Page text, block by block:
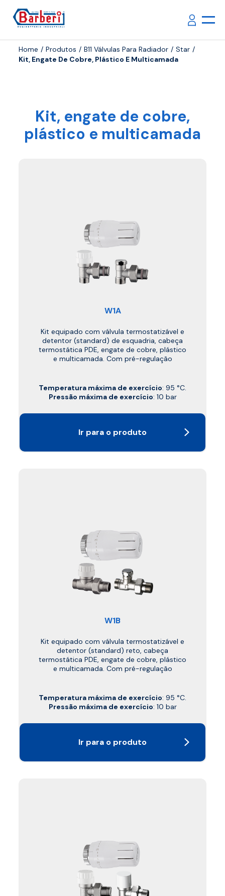
Home Produtos B11 Válvulas Para Radiador
Star
Kit, Engate De Cobre, Plástico E Multicamada
Kit, engate de cobre,
plástico e multicamada
W1A
Kit equipado com válvula termostatizável e
detentor (standard) de esquadria, cabeça
termostática PDE, engate de cobre, plástico
e multicamada. Com pré-regulação
Temperatura máxima de exercício: 95 °C.
Pressão máxima de exercício: 10 bar
Ir para o produto
W1B
Kit equipado com válvula termostatizável e
detentor (standard) reto, cabeça
termostática PDE, engate de cobre, plástico
e multicamada. Com pré-regulação
Temperatura máxima de exercício: 95 °C.
Pressão máxima de exercício: 10 bar
Ir para o produto